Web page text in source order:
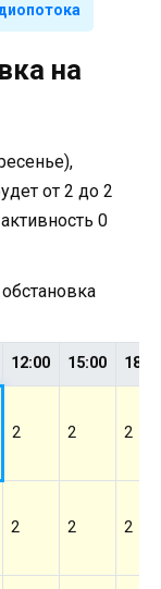
на
от 2 до 2
0
12:00 15:00
2 2 2
2 2 2